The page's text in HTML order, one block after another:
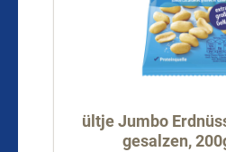
ültje Jumbo
gesalzen,